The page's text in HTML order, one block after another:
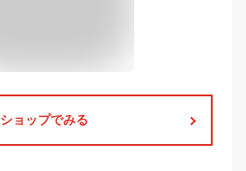
ショップでみる